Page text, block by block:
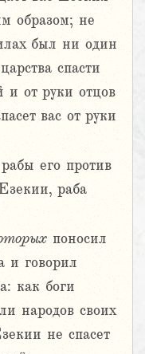
образом; не
был ни один
спасти
и от руки отцов
вас от руки
его против
раба
поносил
и говорил
как боги
народов своих
не спасет